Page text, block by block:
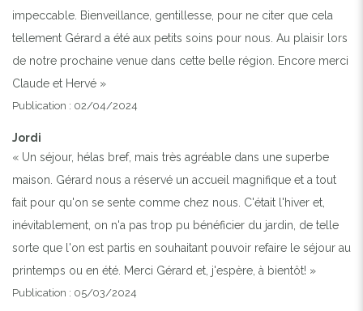
impeccable. Bienveillance, gentillesse, pour ne citer que cela
tellement Gérard a été aux petits soins pour nous. Au plaisir lors
de notre prochaine venue dans cette belle région. Encore merci
Claude et Hervé »
Publication : 02/04/2024
Jordi
« Un séjour, hélas bref, mais très agréable dans une superbe
maison. Gérard nous a réservé un accueil magnifique et a tout
fait pour qu'on se sente comme chez nous. C'était l'hiver et,
inévitablement, on n'a pas trop pu bénéficier du jardin, de telle
sorte que l'on est partis en souhaitant pouvoir refaire le séjour au
printemps ou en été. Merci Gérard et, j'espère, à bientôt! »
Publication : 05/03/2024